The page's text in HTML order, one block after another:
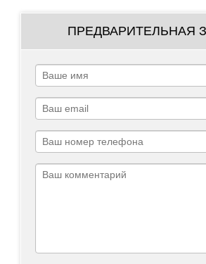
ПРЕДВАРИТЕЛЬНАЯ